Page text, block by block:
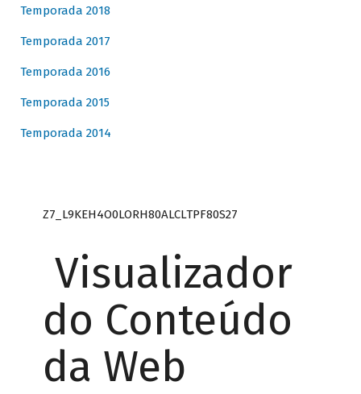
Temporada 2018
Temporada 2017
Temporada 2016
Temporada 2015
Temporada 2014
Z7_L9KEH4O0LORH80ALCLTPF80S27
Visualizador
do Conteúdo
da Web